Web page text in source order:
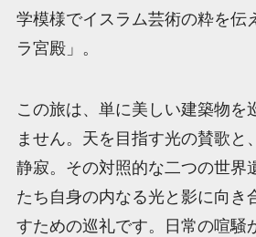
学模様でイスラム芸術の粋を伝
ラ宮殿」。
この旅は、単に美しい建築物を
ません。天を目指す光の賛歌と
静寂。その対照的な二つの世界
たち自身の内なる光と影に向き
すための巡礼です。日常の喧騒